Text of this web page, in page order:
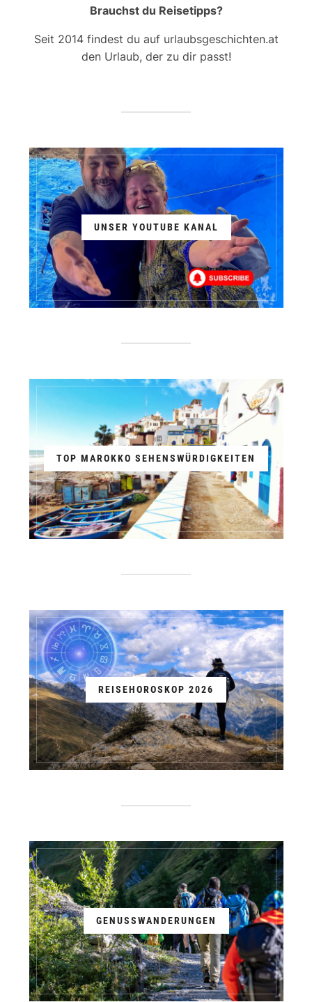
Brauchst du Reisetipps?
Seit 2014 findest du auf urlaubsgeschichten.at
den Urlaub, der zu dir passt!
UNSER YOUTUBE KANAL
TOP MAROKKO SEHENSWÜRDIGKEITEN
REISEHOROSKOP 2026
GENUSSWANDERUNGEN